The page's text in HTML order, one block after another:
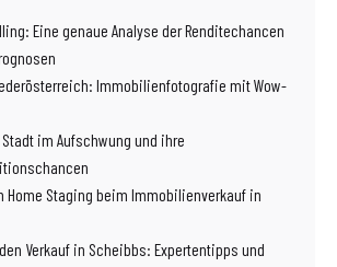
Eine genaue Analyse der Renditechancen
Immobilienfotografie mit Wow-
im Aufschwung und ihre
Home Staging beim Immobilienverkauf in
Verkauf in Scheibbs: Expertentipps und